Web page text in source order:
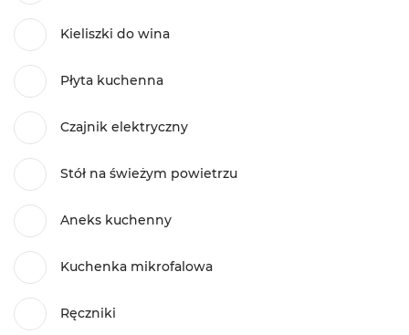
Kieliszki do wina
Płyta kuchenna
Czajnik elektryczny
Stół na świeżym powietrzu
Aneks kuchenny
Kuchenka mikrofalowa
Ręczniki